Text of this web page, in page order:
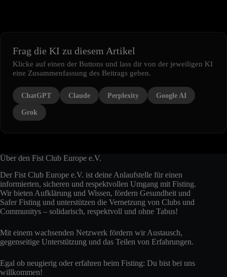
Frag die KI zu diesem Artikel
Klicke auf einen der Buttons und lass dir von der jeweiligen KI
eine Zusammenfassung des Beitrags geben.
ChatGPT Claude Perplexity Google AI
Grok
Über den Fist Club Europe e.V.
Der Fist Club Europe e.V. ist deine Anlaufstelle für einen
informierten, sicheren und respektvollen Umgang mit Fisting.
Wir bieten Aufklärung und Wissen, fördern Gesundheit und
Safer Fisting und unterstützen die Vernetzung von Clubs und
Communitys – solidarisch, respektvoll und ohne Tabus!
Mit einem wachsenden Netzwerk fördern wir Austausch,
gegenseitige Unterstützung und das Teilen von Erfahrungen.
Egal ob neugierig oder erfahren beim Fisting: Du bist bei uns
willkommen!